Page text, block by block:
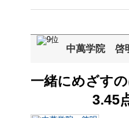
中萬学院 啓
一緒にめざす
3.45